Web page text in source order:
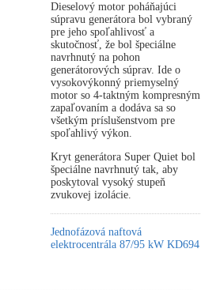
Dieselový motor poháňajúci
súpravu generátora bol vybraný
pre jeho spoľahlivosť a
skutočnosť, že bol špeciálne
navrhnutý na pohon
generátorových súprav. Ide o
vysokovýkonný priemyselný
motor so 4-taktným kompresným
zapaľovaním a dodáva sa so
všetkým príslušenstvom pre
spoľahlivý výkon.
Kryt generátora Super Quiet bol
špeciálne navrhnutý tak, aby
poskytoval vysoký stupeň
zvukovej izolácie.
Jednofázová naftová
elektrocentrála 87/95 kW KD694